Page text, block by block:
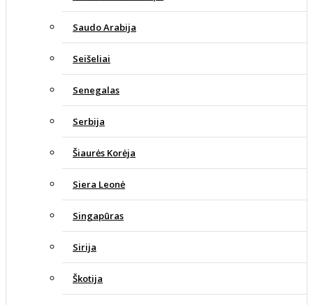
Saudo Arabija
Seišeliai
Senegalas
Serbija
Šiaurės Korėja
Siera Leonė
Singapūras
Sirija
Škotija